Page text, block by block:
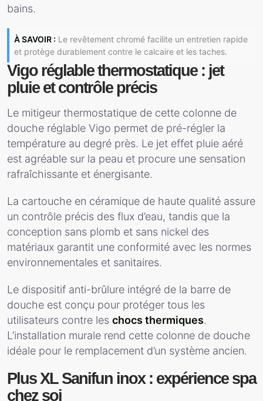
bains.
À SAVOIR : Le revêtement chromé facilite un entretien rapide
et protège durablement contre le calcaire et les taches.
Vigo réglable thermostatique : jet
pluie et contrôle précis
Le mitigeur thermostatique de cette colonne de
douche réglable Vigo permet de pré-régler la
température au degré près. Le jet effet pluie aéré
est agréable sur la peau et procure une sensation
rafraîchissante et énergisante.
La cartouche en céramique de haute qualité assure
un contrôle précis des flux d’eau, tandis que la
conception sans plomb et sans nickel des
matériaux garantit une conformité avec les normes
environnementales et sanitaires.
Le dispositif anti-brûlure intégré de la barre de
douche est conçu pour protéger tous les
utilisateurs contre les chocs thermiques.
L’installation murale rend cette colonne de douche
idéale pour le remplacement d’un système ancien.
Plus XL Sanifun inox : expérience spa
chez soi